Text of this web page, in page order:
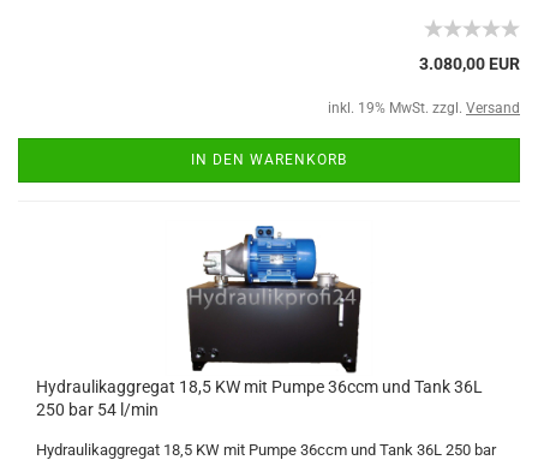
3.080,00 EUR
inkl. 19% MwSt. zzgl. Versand
IN DEN WARENKORB
Hydraulikaggregat 18,5 KW mit Pumpe 36ccm und Tank 36L
250 bar 54 l/min
Hydraulikaggregat 18,5 KW mit Pumpe 36ccm und Tank 36L 250 bar